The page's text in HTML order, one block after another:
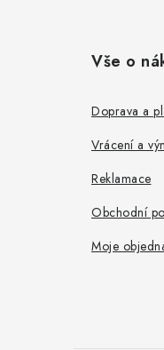
Vše o
Doprava a
Vrácení a
Reklamace
Obchodní
Moje